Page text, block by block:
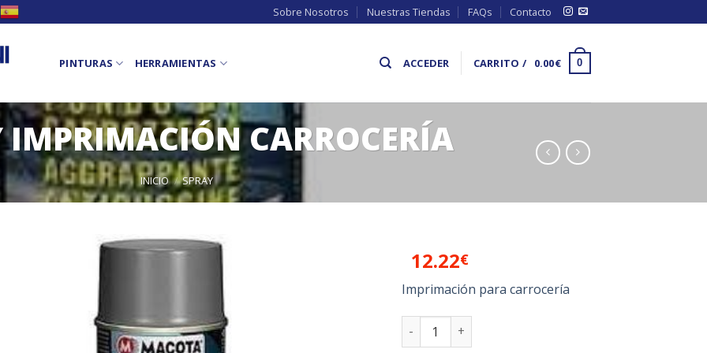
Sobre Nosotros Nuestras Tiendas FAQs Contacto
PINTURAS HERRAMIENTAS ACCEDER CARRITO / 0.00€ 0
IMPRIMACIÓN CARROCERÍA
INICIO / SPRAY
12.22€
Imprimación para carrocería
SPRAY Imprimación carrocería cantidad